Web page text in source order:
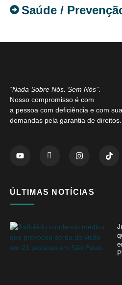
Saúde /
“Nada Sobre Nós. Sem Nós”
Nosso compromisso é com
a pessoa com deficiência e com
demandas pela garantia de direitos.
ÚLTIMAS NOTÍCIAS